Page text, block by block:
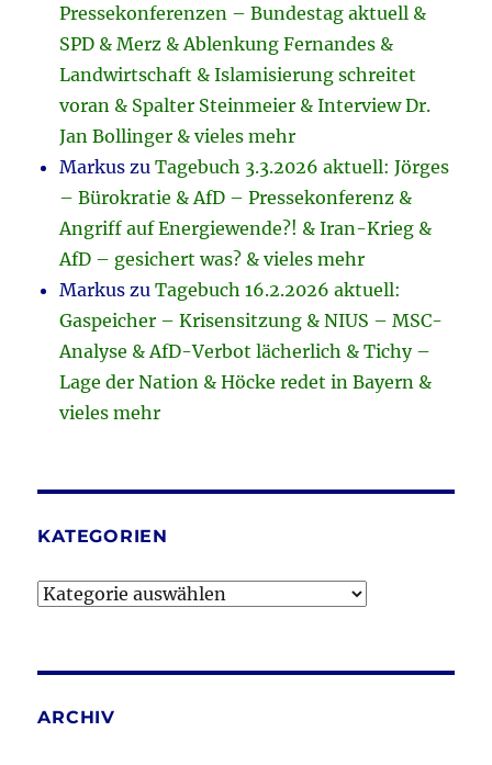
Pressekonferenzen – Bundestag aktuell &
SPD & Merz & Ablenkung Fernandes &
Landwirtschaft & Islamisierung schreitet
voran & Spalter Steinmeier & Interview Dr.
Jan Bollinger & vieles mehr
Markus zuTagebuch 3.3.2026 aktuell: Jörges
– Bürokratie & AfD – Pressekonferenz &
Angriff auf Energiewende?! & Iran-Krieg &
AfD – gesichert was? & vieles mehr
Markus zuTagebuch 16.2.2026 aktuell:
Gaspeicher – Krisensitzung & NIUS – MSC-
Analyse & AfD-Verbot lächerlich & Tichy –
Lage der Nation & Höcke redet in Bayern &
vieles mehr
KATEGORIEN
Kategorien
ARCHIV